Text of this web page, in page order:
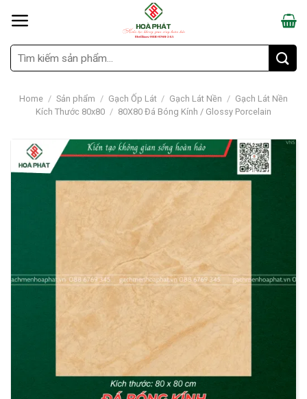
Search
for:
Home / Sản phẩm / Gạch Ốp Lát / Gạch Lát Nền / Gạch Lát Nền
Kích Thước 80x80 / 80X80 Đá Bóng Kính / Glossy Porcelain